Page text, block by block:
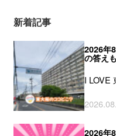
新着記事
2026年
の答え
I LOVE
2026年